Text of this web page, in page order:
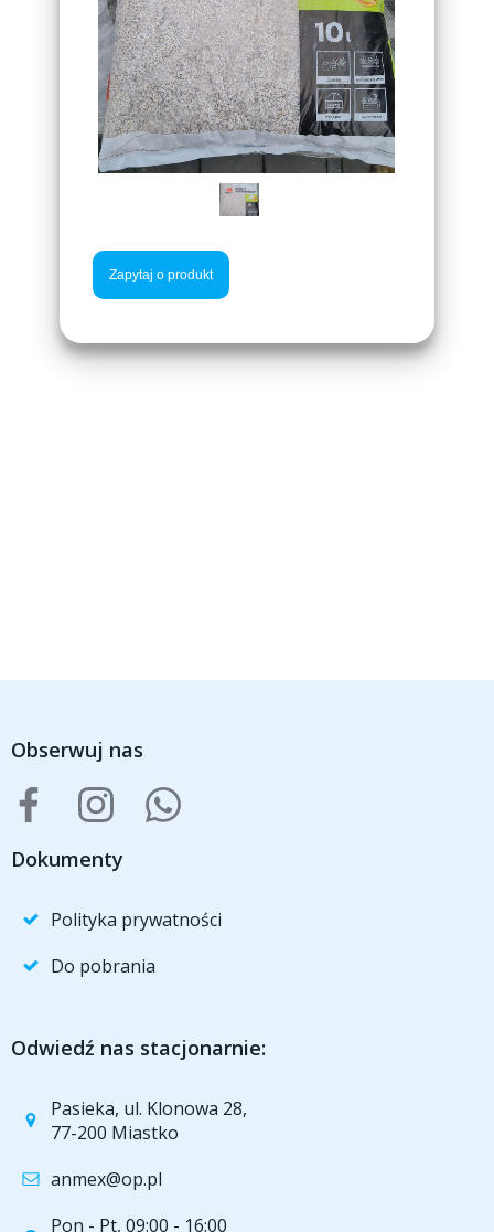
Obserwuj nas
Dokumenty
Polityka prywatności
Do pobrania
Odwiedź nas stacjonarnie:
Pasieka, ul. Klonowa 28,
77-200 Miastko
anmex@op.pl
Pon - Pt, 09:00 - 16:00